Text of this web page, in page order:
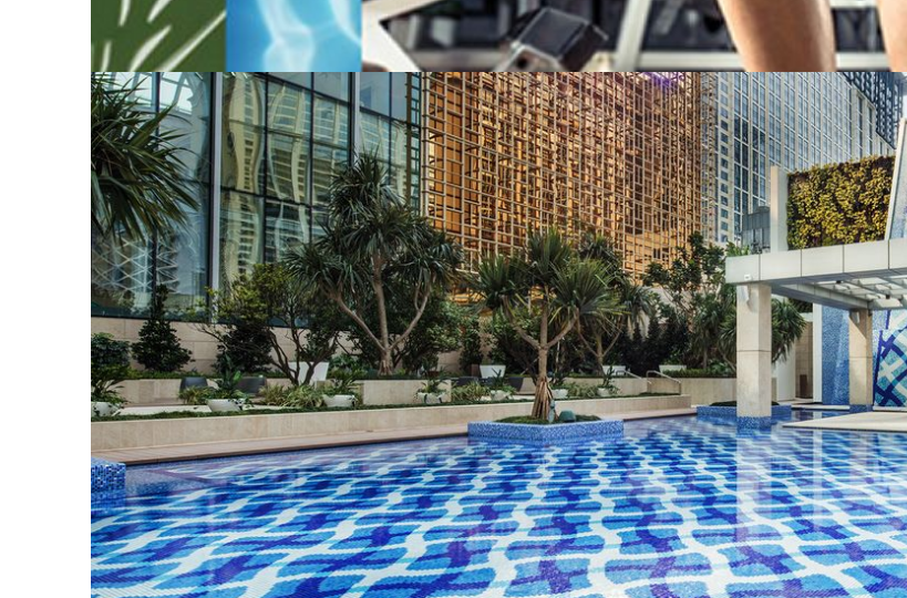
クラススケジュール
その他の施設
スパ・ジム
TRIA
MGM COTAIのTRIAは、昔ながらの癒しと最新のウェルネスを組み合わせた、心と体をゆっくり休め
「Tr3ia Experience」をはじめ、「ラグジュアリーを超えたウェルネス」、心も体もリフレッシュでき
間で気分をリセットできるメニューまで、その日の気分や体調に合わせて選べます。旅の途中でちょ
ギーをチャージしてみませんか。
もっと読みます
Pool
静かな庭園の中にあるTRIAは、心と体のバランスを整え、リラックスできる癒しのスパです。緑あ
しながら、自然の中で心が落ち着いていく時間をお過ごしください。プールサイドには、やさしく体
よいぬくもりに包まれながら、日々の疲れをゆっくりと癒せます。